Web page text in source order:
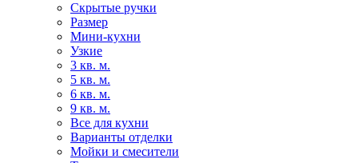
Скрытые ручки
Размер
Мини-кухни
Узкие
3 кв. м.
5 кв. м.
6 кв. м.
9 кв. м.
Все для кухни
Варианты отделки
Мойки и смесители